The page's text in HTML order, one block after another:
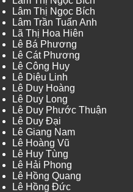
Lâm Thị Ngọc Bích
Lâm Trần Tuấn Anh
Lã Thị Hoa Hiên
Lê Bá Phương
Lê Cát Phương
Lê Công Huy
Lê Diệu Linh
Lê Duy Hoàng
Lê Duy Long
Lê Duy Phước Thuận
Lê Duy Đại
Lê Giang Nam
Lê Hoàng Vũ
Lê Huy Tùng
Lê Hải Phong
Lê Hồng Quang
Lê Hồng Đức